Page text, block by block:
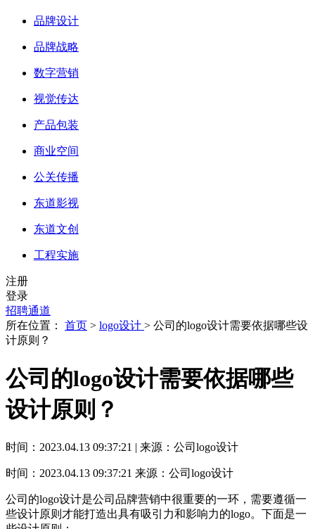
品牌设计
品牌战略
数字营销
视觉传达
产品包装
商业空间
公关传播
东道影视
东道文创
工程实施
注册
登录
招聘通道
所在位置： 首页 > logo设计 > 公司的logo设计需要依据哪些设
计原则？
公司的logo设计需要依据哪些
设计原则？
时间：2023.04.13 09:37:21 | 来源：公司logo设计
时间：2023.04.13 09:37:21 来源：公司logo设计
公司的logo设计是公司品牌营销中很重要的一环，需要遵循一
些设计原则才能打造出具有吸引力和影响力的logo。下面是一